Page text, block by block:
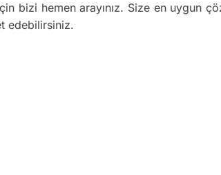
bizi hemen arayınız. Size en uygun
edebilirsiniz.